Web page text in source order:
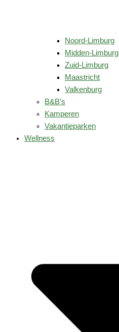
Noord-Limburg
Midden-Limburg
Zuid-Limburg
Maastricht
Valkenburg
B&B’s
Kamperen
Vakantieparken
Wellness